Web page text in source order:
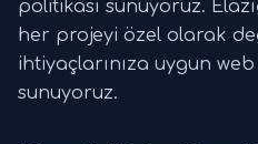
politikası sunuyoruz.
her projeyi özel olarak
ihtiyaçlarınıza uygun
sunuyoruz.